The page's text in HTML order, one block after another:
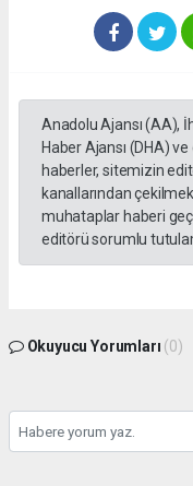
Anadolu Ajansı (AA),
Haber Ajansı (DHA)
haberler, sitemizin
kanallarından
muhataplar haberi
editörü sorumlu
Okuyucu Yorumları (0)